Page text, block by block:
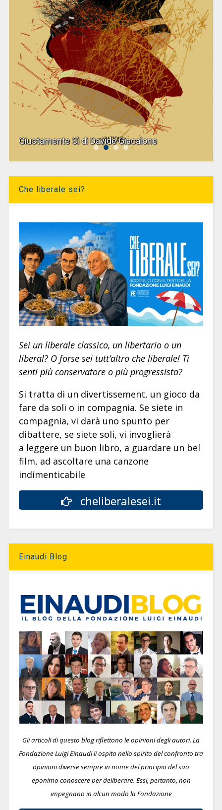
Giustamente Sì di Davide Giacalone
Che liberale sei?
Sei un liberale classico, un libertario o un
liberal? O forse sei tutt’altro che liberale! Ti
senti più conservatore o più progressista?
Si tratta di un divertissement, un gioco da
fare da soli o in compagnia. Se siete in
compagnia, vi darà uno spunto per
dibattere, se siete soli, vi invoglierà
a leggere un buon libro, a guardare un bel
film, ad ascoltare una canzone
indimenticabile
cheliberalesei.it
Einaudi Blog
Gli articoli di questo blog riflettono le opinioni degli autori. La
Fondazione Luigi Einaudi li ospita nello spirito del confronto tra
opinioni diverse sempre in nome del principio del suo
eponimo conoscere per deliberare. Essi, pertanto, non
impegnano in alcun modo la Fondazione